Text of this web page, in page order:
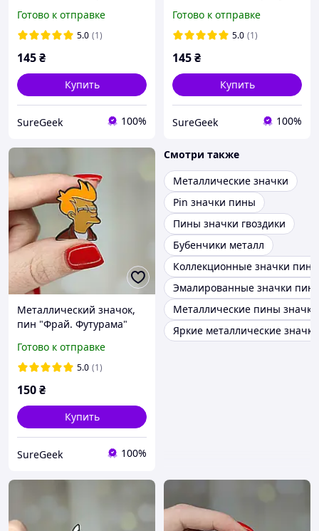
Готово к отправке
5.0 (1)
145₴
Купить
SureGeek 100%
Готово к отправке
5.0 (1)
145₴
Купить
SureGeek 100%
Металлический значок,
пин "Фрай. Футурама"
Готово к отправке
5.0 (1)
150₴
Купить
SureGeek 100%
Смотри также
Металлические значки
Pin значки пины
Пины значки гвоздики
Бубенчики металл
Коллекционные значки пины
Эмалированные значки
Металлические пины
Яркие металлические значки